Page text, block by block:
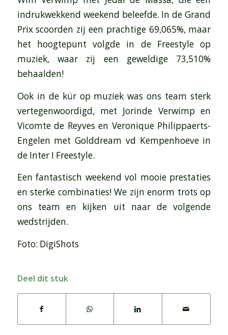
indrukwekkend weekend beleefde. In de Grand
Prix scoorden zij een prachtige 69,065%, maar
het hoogtepunt volgde in de Freestyle op
muziek, waar zij een geweldige 73,510%
behaalden!
Ook in de kür op muziek was ons team sterk
vertegenwoordigd, met Jorinde Verwimp en
Vicomte de Reyves en Veronique Philippaerts-
Engelen met Golddream vd Kempenhoeve in
de Inter I Freestyle.
Een fantastisch weekend vol mooie prestaties
en sterke combinaties! We zijn enorm trots op
ons team en kijken uit naar de volgende
wedstrijden.
Foto: DigiShots
Deel dit stuk